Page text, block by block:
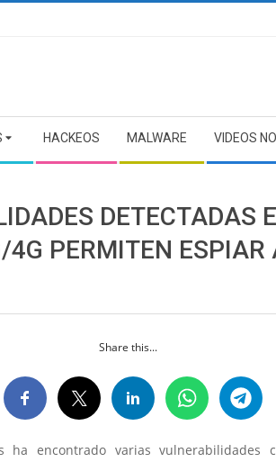
HACKEOS MALWARE VIDEOS
DETECTADAS
4G PERMITEN ESPIAR
Share this...
ha encontrado varias vulnerabilidades